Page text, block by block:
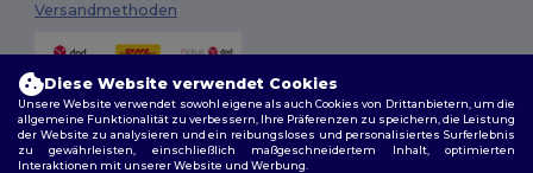
Versandmethoden
Diese Website verwendet Cookies
Unsere Website verwendet sowohl eigene als auch Cookies von Drittanbietern, um die
allgemeine Funktionalität zu verbessern, Ihre Präferenzen zu speichern, die Leistung
der Website zu analysieren und ein reibungsloses und personalisiertes Surferlebnis
zu gewährleisten, einschließlich maßgeschneidertem Inhalt, optimierten
Interaktionen mit unserer Website und Werbung.